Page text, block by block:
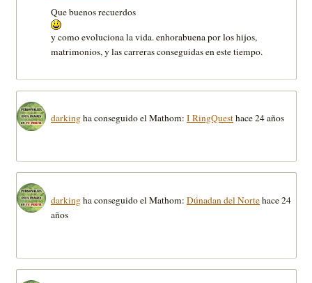
Que buenos recuerdos
y como evoluciona la vida. enhorabuena por los hijos,
matrimonios, y las carreras conseguidas en este tiempo.
darkingha conseguido el Mathom: I RingQuesthace 24 años
darkingha conseguido el Mathom: Dúnadan del Nortehace 24
años